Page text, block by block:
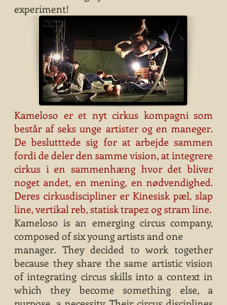
experiment!
Kameloso er et nyt cirkus kompagni som
består af seks unge artister og en maneger.
De beslutttede sig for at arbejde sammen
fordi de deler den samme vision, at integrere
cirkus i en sammenhæng hvor det bliver
noget andet, en mening, en nødvendighed.
Deres cirkusdiscipliner er Kinesisk pæl, slap
line, vertikal reb, statisk trapez og stram line.
Kameloso is an emerging circus company,
composed of six young artists and one
manager. They decided to work together
because they share the same artistic vision
of integrating circus skills into a context in
which they become something else, a